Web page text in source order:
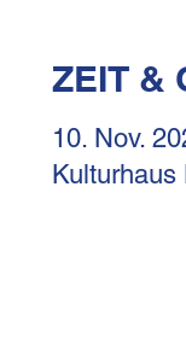
ZEIT &
10. Nov.
Kulturhaus